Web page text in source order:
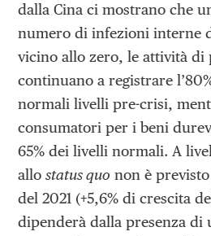
dalla Cina ci mostrano che
numero di infezioni interne
vicino allo zero, le attività di
continuano a registrare
normali livelli pre-crisi,
consumatori per i beni
65% dei livelli normali. A
allostatus quo non è
del 2021 (+5,6% di crescita
dipenderà dalla presenza di